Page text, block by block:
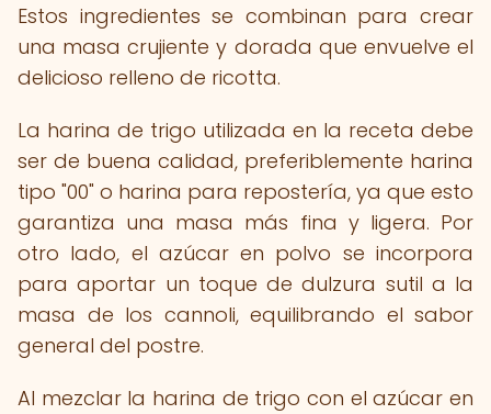
Estos ingredientes se combinan para crear
una masa crujiente y dorada que envuelve el
delicioso relleno de ricotta.
La harina de trigo utilizada en la receta debe
ser de buena calidad, preferiblemente harina
tipo "00" o harina para repostería, ya que esto
garantiza una masa más fina y ligera. Por
otro lado, el azúcar en polvo se incorpora
para aportar un toque de dulzura sutil a la
masa de los cannoli, equilibrando el sabor
general del postre.
Al mezclar la harina de trigo con el azúcar en